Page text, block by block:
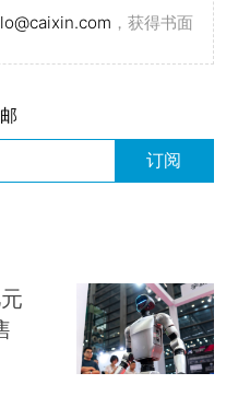
，获得书面
订阅